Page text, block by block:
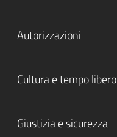
Autorizzazioni
Cultura e tempo libero
Giustizia e sicurezza